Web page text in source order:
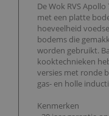
De Wok RVS
met een platte
hoeveelheid
bodems die
worden gebruikt.
kooktechnieken
versies met ronde
gas- en holle
Kenmerken